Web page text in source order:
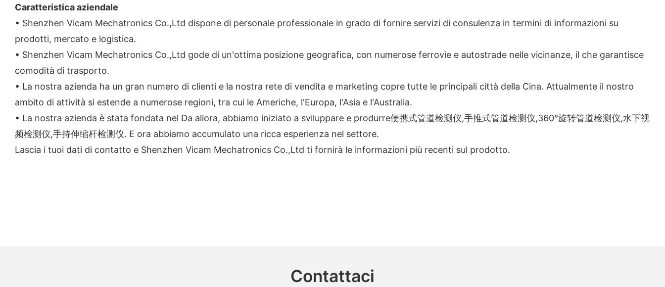
Caratteristica aziendale
• Shenzhen Vicam Mechatronics Co.,Ltd dispone di personale professionale in grado di fornire servizi di consulenza in termini di informazioni su
prodotti, mercato e logistica.
• Shenzhen Vicam Mechatronics Co.,Ltd gode di un'ottima posizione geografica, con numerose ferrovie e autostrade nelle vicinanze, il che garantisce
comodità di trasporto.
• La nostra azienda ha un gran numero di clienti e la nostra rete di vendita e marketing copre tutte le principali città della Cina. Attualmente il nostro
ambito di attività si estende a numerose regioni, tra cui le Americhe, l'Europa, l'Asia e l'Australia.
• La nostra azienda è stata fondata nel Da allora, abbiamo iniziato a sviluppare e produrre便携式管道检测仪,手推式管道检测仪,360°旋转管道检测仪,水下视
频检测仪,手持伸缩杆检测仪. E ora abbiamo accumulato una ricca esperienza nel settore.
Lascia i tuoi dati di contatto e Shenzhen Vicam Mechatronics Co.,Ltd ti fornirà le informazioni più recenti sul prodotto.
Contattaci